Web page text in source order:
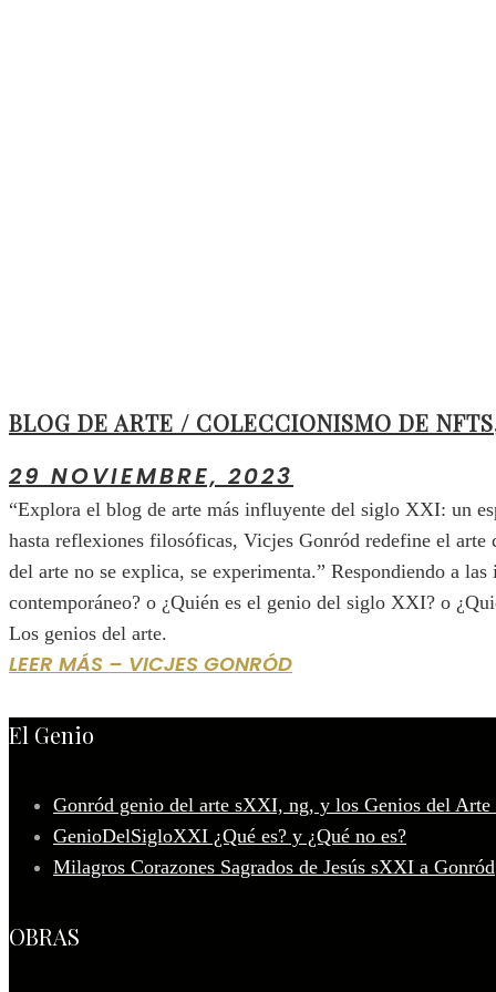
BLOG DE ARTE / COLECCIONISMO DE
29 NOVIEMBRE, 2023
“Explora el blog de arte más influyente del siglo XXI: un
hasta reflexiones filosóficas, Vicjes Gonród redefine el
del arte no se explica, se experimenta.” Respondiendo a
contemporáneo? o ¿Quién es el genio del siglo XXI? o
Los genios del arte.
LEER MÁS – VICJES GONRÓD
El Genio
Gonród genio del arte sXXI, ng, y los Genios del Arte
GenioDelSigloXXI ¿Qué es? y ¿Qué no es?
Milagros Corazones Sagrados de Jesús sXXI a Gonród
OBRAS